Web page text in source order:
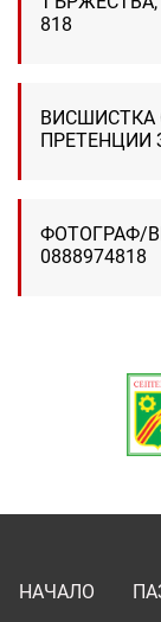
818
ВИСШИСТКА
ПРЕТЕНЦИИ
ФОТОГРАФ/
0888974818
НАЧАЛО